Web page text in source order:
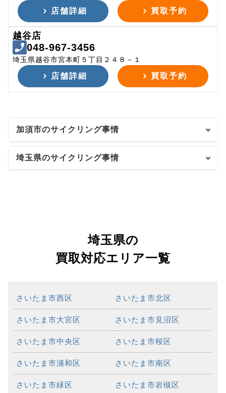
店舗詳細 買取予約
越谷店
048-967-3456
埼玉県越谷市宮本町５丁目２４８－１
店舗詳細 買取予約
加須市のサイクリング事情
埼玉県のサイクリング事情
埼玉県の
買取対応エリア一覧
さいたま市西区 さいたま市北区
さいたま市大宮区 さいたま市見沼区
さいたま市中央区 さいたま市桜区
さいたま市浦和区 さいたま市南区
さいたま市緑区 さいたま市岩槻区